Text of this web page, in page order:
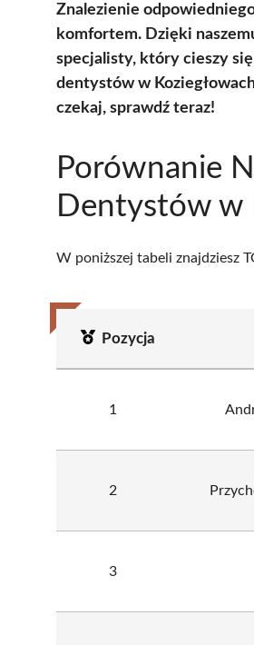
Znalezienie
komfortem. Dzięki
specjalisty, który cieszy
dentystów w
czekaj, sprawdź teraz!
Porównanie
Dentystów w
W poniższej tabeli znajdziesz
Pozycja
1
2
3